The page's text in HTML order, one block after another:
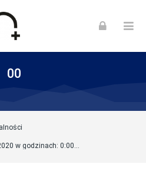
00
w godzinach: 0:00...